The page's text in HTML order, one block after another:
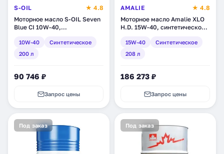
S-OIL
★ 4.8
Моторное масло S-OIL Seven
Blue CI 10W-40,
(BL10W40_200)
10W-40
Синтетическое
200 л
90 746 ₽
Запрос цены
AMALIE
★ 4.8
Моторное масло Amalie XLO
H.D. 15W-40, синтетическое,
15W-40
Синтетическое
208 л
186 273 ₽
Запрос цены
Под заказ Под заказ